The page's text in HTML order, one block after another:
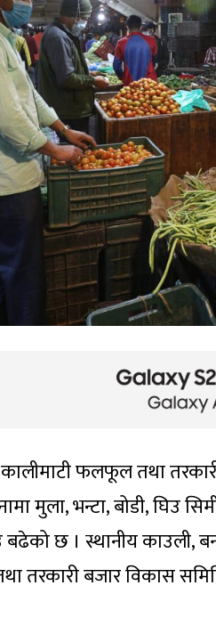
फलफूल तथा
मुला, भन्टा, बोडी, घिउ
छ । स्थानीय काउली,
तरकारी बजार विकास